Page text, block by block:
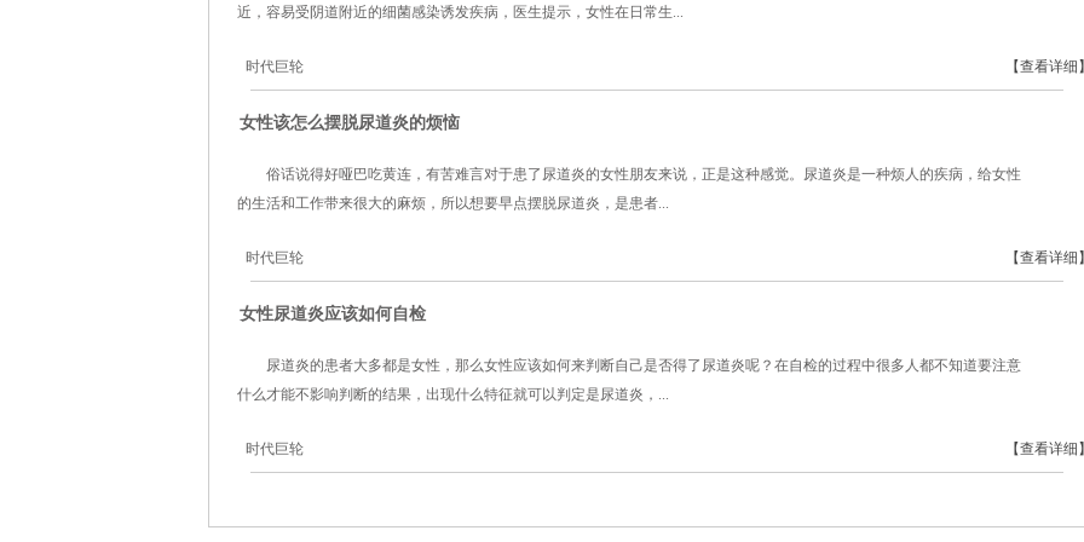
近，容易受阴道附近的细菌感染诱发疾病，医生提示，女性在日常生...
时代巨轮 【查看详细
女性该怎么摆脱尿道炎的烦恼
俗话说得好哑巴吃黄连，有苦难言对于患了尿道炎的女性朋友来说，正是这种感觉。尿道炎是一种烦人的疾病，给女性
的生活和工作带来很大的麻烦，所以想要早点摆脱尿道炎，是患者...
时代巨轮 【查看详细
女性尿道炎应该如何自检
尿道炎的患者大多都是女性，那么女性应该如何来判断自己是否得了尿道炎呢？在自检的过程中很多人都不知道要注意
什么才能不影响判断的结果，出现什么特征就可以判定是尿道炎，...
时代巨轮 【查看详细